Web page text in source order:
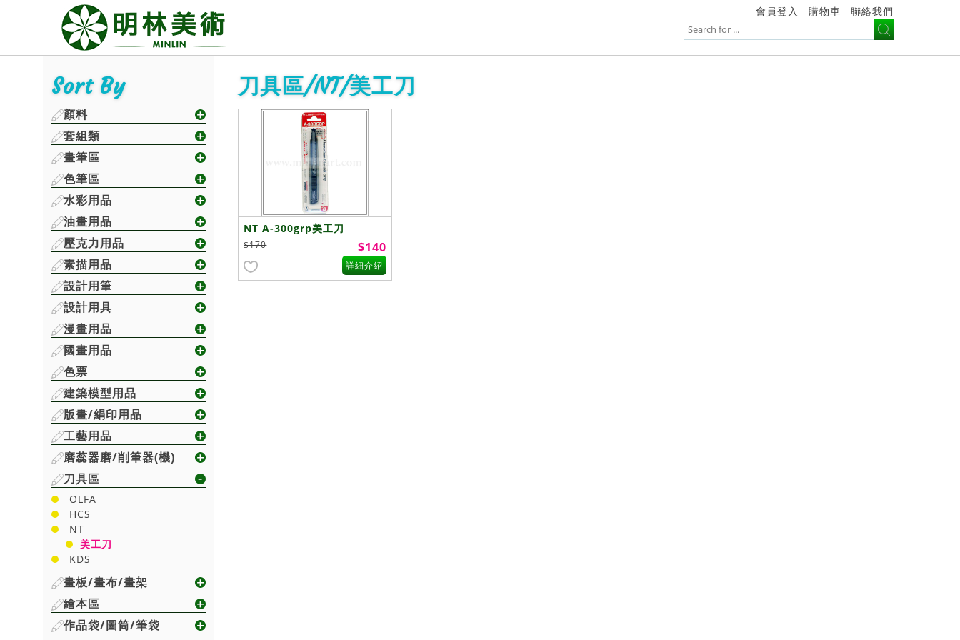
會員登入 購物車 聯絡我們
Sort By
顏料
套組類
畫筆區
色筆區
水彩用品
油畫用品
壓克力用品
素描用品
設計用筆
設計用具
漫畫用品
國畫用品
色票
建築模型用品
版畫/絹印用品
工藝用品
磨蕊器磨/削筆器(機)
刀具區
OLFA
HCS
NT
美工刀
KDS
畫板/畫布/畫架
繪本區
作品袋/圖筒/筆袋
刀具區/NT/美工刀
NT A-300grp美工刀
$170 $140
詳細介紹